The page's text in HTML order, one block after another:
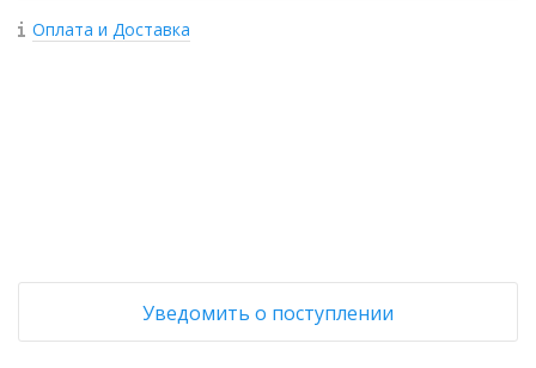
Оплата и Доставка
Уведомить о поступлении